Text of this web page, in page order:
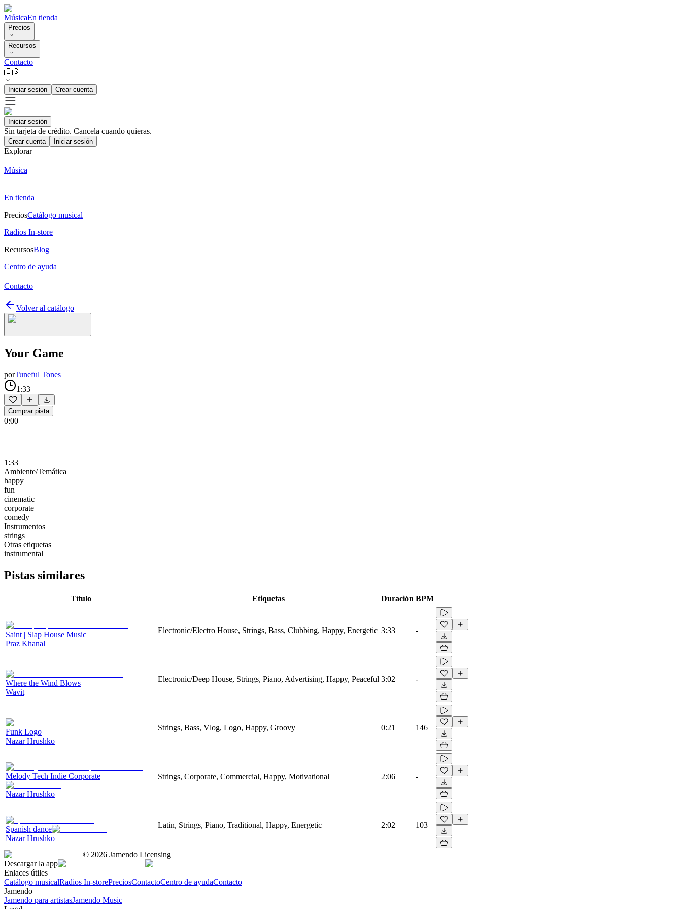
MúsicaEn tienda
Precios
Recursos
Contacto
🇪🇸
Iniciar sesión Crear cuenta
Iniciar sesión
Sin tarjeta de crédito. Cancela cuando quieras.
Crear cuenta Iniciar sesión
Explorar
Música
En tienda
PreciosCatálogo musical
Radios In-store
RecursosBlog
Centro de ayuda
Contacto
Volver al catálogo
Your Game
porTuneful Tones
1:33
Comprar pista
0:00
1:33
Ambiente/Temática
happy
fun
cinematic
corporate
comedy
Instrumentos
strings
Otras etiquetas
instrumental
Pistas similares
Título Etiquetas Duración BPM
Saint | Slap House Music
Praz Khanal
Electronic/Electro House, Strings, Bass, Clubbing, Happy, Energetic 3:33 -
Where the Wind Blows
Wavit
Electronic/Deep House, Strings, Piano, Advertising, Happy, Peaceful 3:02 -
Funk Logo
Nazar Hrushko
Strings, Bass, Vlog, Logo, Happy, Groovy 0:21 146
Melody Tech Indie Corporate
Nazar Hrushko
Strings, Corporate, Commercial, Happy, Motivational 2:06 -
Spanish dance
Nazar Hrushko
Latin, Strings, Piano, Traditional, Happy, Energetic 2:02 103
© 2026 Jamendo Licensing
Descargar la app
Enlaces útiles
Catálogo musicalRadios In-storePreciosContactoCentro de ayudaContacto
Jamendo
Jamendo para artistasJamendo Music